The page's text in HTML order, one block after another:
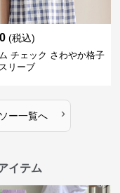
(税込)
チェック さわやか格子
リーブ
ー一覧へ ›
イテム